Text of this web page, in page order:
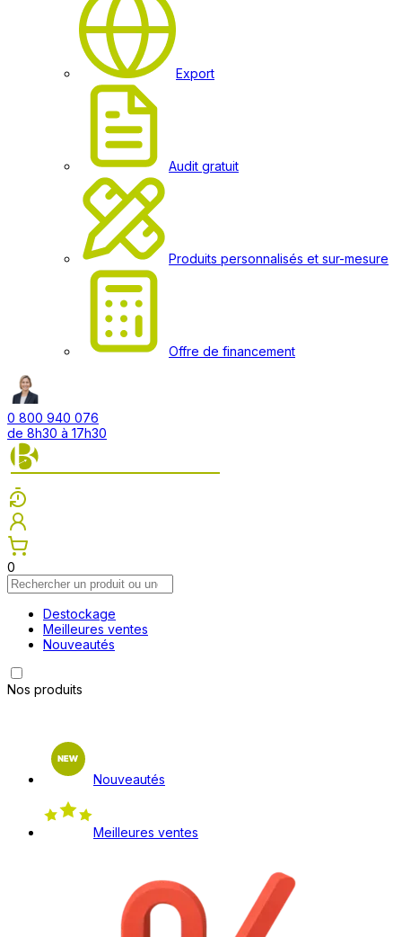
Export
Audit gratuit
Produits personnalisés et sur-mesure
Offre de financement
0 800 940 076
de 8h30 à 17h30
0
Destockage
Meilleures ventes
Nouveautés
Nos produits
Nouveautés
Meilleures ventes